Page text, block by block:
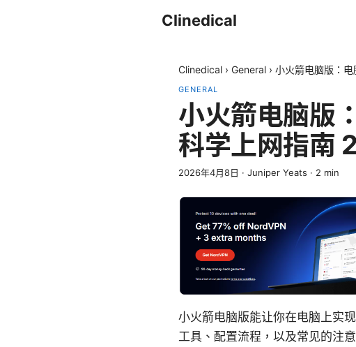
Clinedical
Clinedical › General › 小火箭电脑版：
GENERAL
小火箭电脑版
科学上网指南
2026年4月8日 · Juniper Yeats · 2 min
小火箭电脑版能让你在电脑上实
工具、配置流程，以及常见的注